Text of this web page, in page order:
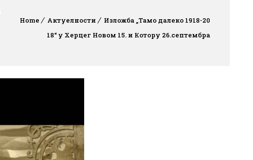
Home Актуелности
Изложба „Тамо далеко 1918-20
18“ у Херцег Новом 15. и Котору 26.септембра